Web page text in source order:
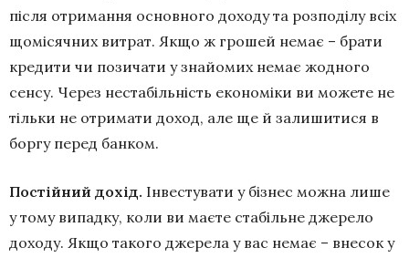
після отримання основного доходу та розподілу всіх
щомісячних витрат. Якщо ж грошей немає – брати
кредити чи позичати у знайомих немає жодного
сенсу. Через нестабільність економіки ви можете не
тільки не отримати доход, але ще й залишитися в
боргу перед банком.
Постійний дохід. Інвестувати у бізнес можна лише
у тому випадку, коли ви маєте стабільне джерело
доходу. Якщо такого джерела у вас немає – внесок у